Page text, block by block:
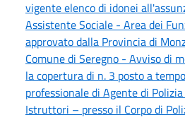
vigente elenco di idonei
Assistente Sociale - Area dei
approvato dalla Provincia di
Comune di Seregno - Avviso di
la copertura di n. 3 posto a
professionale di Agente di
Istruttori – presso il Corpo di